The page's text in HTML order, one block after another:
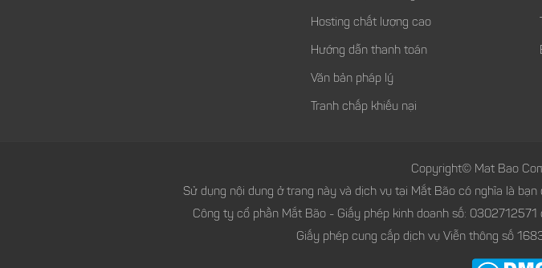
Hosting chất lượng cao
Hướng dẫn thanh toán
Văn bản pháp lý
Tranh chấp khiếu nại
Copyright© Mat Bao
Sử dụng nội dung ở trang này và dịch vụ tại Mắt Bão có nghĩa là bạn
Công ty cổ phần Mắt Bão - Giấy phép kinh doanh số:
Giấy phép cung cấp dịch vụ Viễn thông số